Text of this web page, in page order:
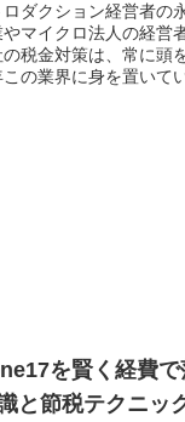
ロダクション経営者の
やマイクロ法人の経営
の税金対策は、常に頭
この業界に身を置いて
を賢く経費
と節税テクニッ